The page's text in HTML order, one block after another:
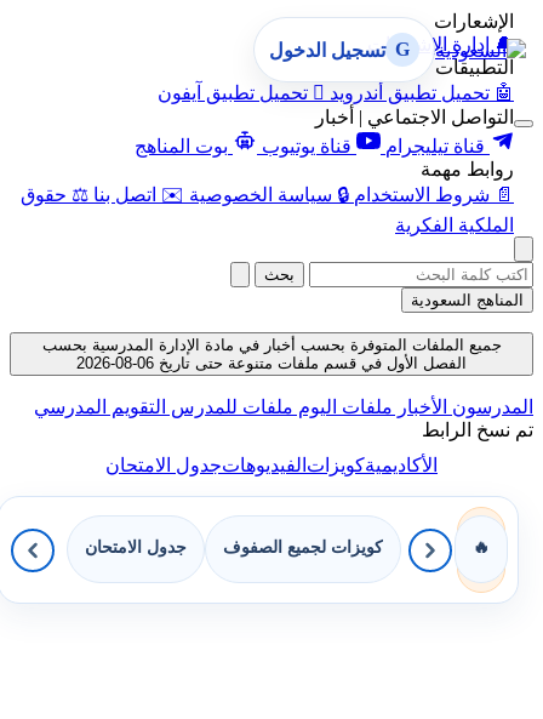
الإشعارات
🔔 إدارة الإشعارات
التطبيقات
🤖 تحميل تطبيق أندرويد  تحميل تطبيق آيفون
التواصل الاجتماعي | أخبار
قناة تيليجرام
قناة يوتيوب
بوت المناهج
روابط مهمة
📄 شروط الاستخدام 🔒 سياسة الخصوصية ✉️ اتصل بنا ⚖️ حقوق
الملكية الفكرية
G تسجيل الدخول
بحث
المناهج السعودية
جميع الملفات المتوفرة بحسب أخبار في مادة الإدارة المدرسية بحسب
الفصل الأول في قسم ملفات متنوعة حتى تاريخ 06-08-2026
المدرسون الأخبار ملفات اليوم ملفات للمدرس التقويم المدرسي
تم نسخ الرابط
الأكاديميةكويزاتالفيديوهاتجدول الامتحان
🔥 كويزات لجميع الصفوف جدول الامتحان